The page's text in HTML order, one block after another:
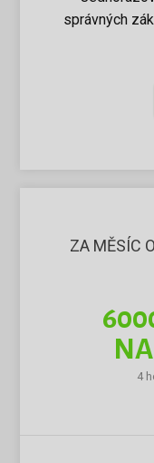
správných
ZA MĚSÍC
4